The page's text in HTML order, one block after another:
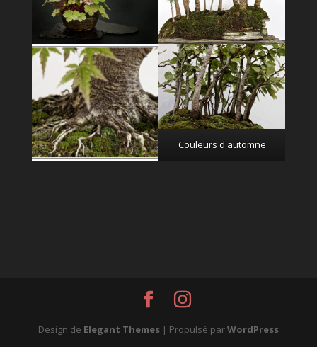
Couleurs d'automne
Design de Elegant Themes| Propulsé parWordPress